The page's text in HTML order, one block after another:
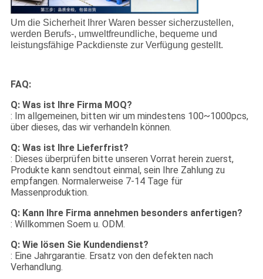
Um die Sicherheit Ihrer Waren besser sicherzustellen,
werden Berufs-, umweltfreundliche, bequeme und
leistungsfähige Packdienste zur Verfügung gestellt.
FAQ:
Q: Was ist Ihre Firma MOQ?
: Im allgemeinen, bitten wir um mindestens 100~1000pcs,
über dieses, das wir verhandeln können.
Q: Was ist Ihre Lieferfrist?
: Dieses überprüfen bitte unseren Vorrat herein zuerst,
Produkte kann sendtout einmal, sein Ihre Zahlung zu
empfangen. Normalerweise 7-14 Tage für
Massenproduktion.
Q: Kann Ihre Firma annehmen besonders anfertigen?
: Willkommen Soem u. ODM.
Q: Wie lösen Sie Kundendienst?
: Eine Jahrgarantie. Ersatz von den defekten nach
Verhandlung.